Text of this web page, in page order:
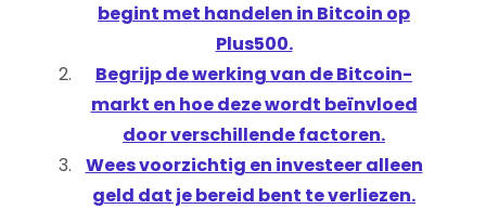
begint met handelen in Bitcoin op
Plus500.
Begrijp de werking van de Bitcoin-
markt en hoe deze wordt beïnvloed
door verschillende factoren.
Wees voorzichtig en investeer alleen
geld dat je bereid bent te verliezen.